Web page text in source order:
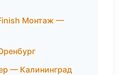
Монтаж —
— Калининград